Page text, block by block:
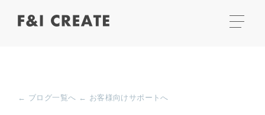
← ブログ一覧へ ← お客様向けサポートへ